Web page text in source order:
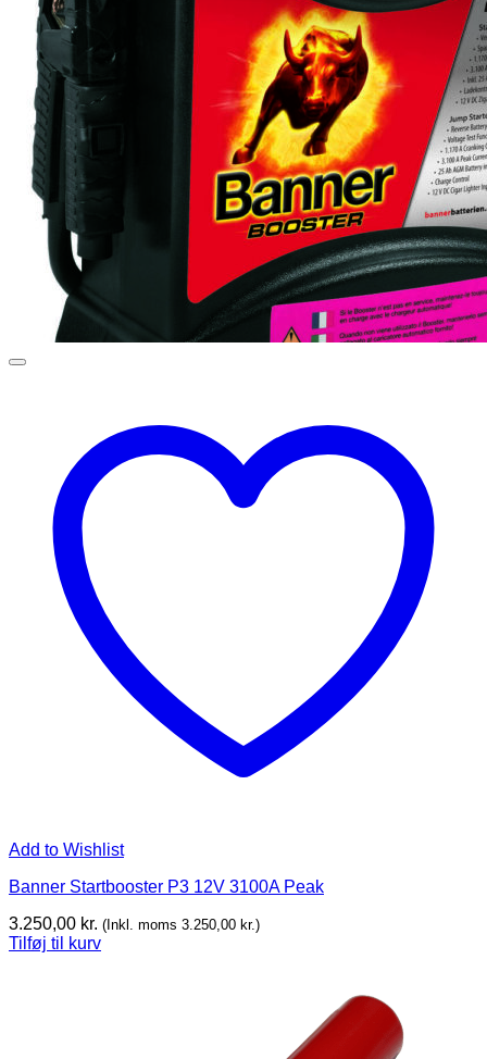
Add to Wishlist
Banner Startbooster P3 12V 3100A Peak
3.250,00 kr. (Inkl. moms 3.250,00 kr.)
Tilføj til kurv